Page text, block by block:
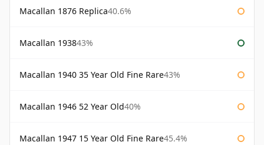
Macallan 1876 Replica40.6%
Macallan 193843%
Macallan 1940 35 Year Old Fine Rare43%
Macallan 1946 52 Year Old40%
Macallan 1947 15 Year Old Fine Rare45.4%